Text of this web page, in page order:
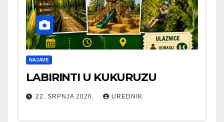
NAJAVE
LABIRINTI U KUKURUZU
22. SRPNJA 2026. UREDNIK